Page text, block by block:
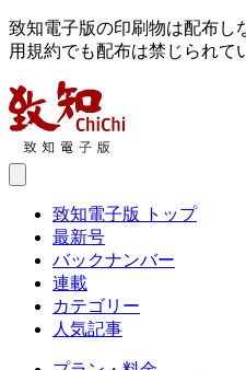
致知電子版の印刷物は配布し
用規約でも配布は禁じられて
致知電子版 トップ
最新号
バックナンバー
連載
カテゴリー
人気記事